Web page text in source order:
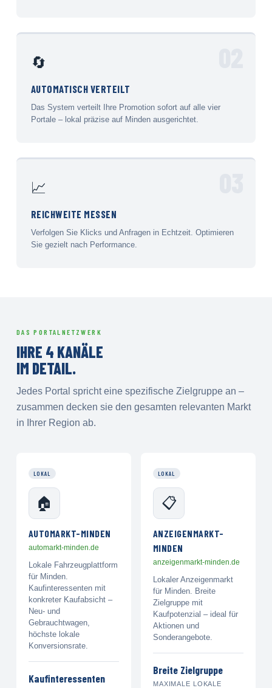
🔄
AUTOMATISCH VERTEILT
Das System verteilt Ihre Promotion sofort auf alle vier
Portale – lokal präzise auf Minden ausgerichtet.
📈
REICHWEITE MESSEN
Verfolgen Sie Klicks und Anfragen in Echtzeit. Optimieren
Sie gezielt nach Performance.
DAS PORTALNETZWERK
IHRE 4 KANÄLE
IM DETAIL.
Jedes Portal spricht eine spezifische Zielgruppe an –
zusammen decken sie den gesamten relevanten Markt
in Ihrer Region ab.
LOKAL
🏠
AUTOMARKT-MINDEN
automarkt-minden.de
Lokale Fahrzeugplattform
für Minden.
Kaufinteressenten mit
konkreter Kaufabsicht –
Neu- und
Gebrauchtwagen,
höchste lokale
Konversionsrate.
Kaufinteressenten
LOKAL
📋
ANZEIGENMARKT-
MINDEN
anzeigenmarkt-minden.de
Lokaler Anzeigenmarkt
für Minden. Breite
Zielgruppe mit
Kaufpotenzial – ideal für
Aktionen und
Sonderangebote.
Breite Zielgruppe
MAXIMALE LOKALE